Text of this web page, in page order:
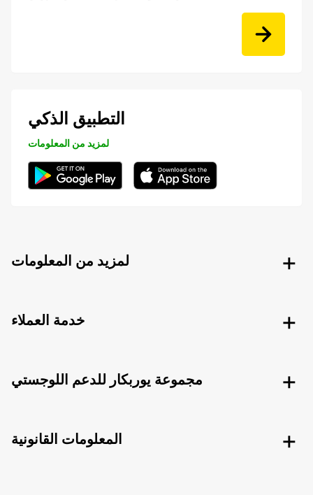
التطبيق الذكي
لمزيد من المعلومات
لمزيد من المعلومات
خدمة العملاء
مجموعة يوربكار للدعم اللوجستي
المعلومات القانونية